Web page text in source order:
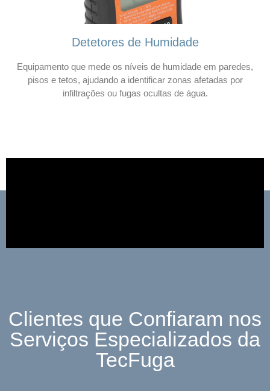
Detetores de Humidade
Equipamento que mede os níveis de humidade em paredes,
pisos e tetos, ajudando a identificar zonas afetadas por
infiltrações ou fugas ocultas de água.
Clientes que Confiaram nos
Serviços Especializados da
TecFuga